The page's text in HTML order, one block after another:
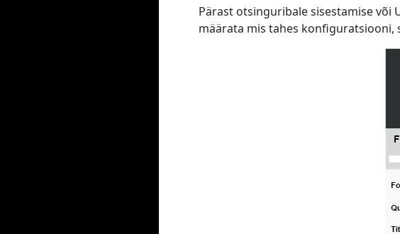
Pärast otsinguribale sisestamise või
määrata mis tahes konfiguratsiooni,